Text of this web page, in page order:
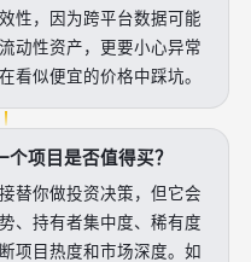
性，因为跨平台数据可能
动性资产，更要小心异常
看似便宜的价格中踩坑。
项目是否值得买？
替你做投资决策，但它会
、持有者集中度、稀有度
项目热度和市场深度。如